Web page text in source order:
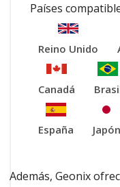
Países
Reino Unido
Canadá
España Japón
Además, Geonix